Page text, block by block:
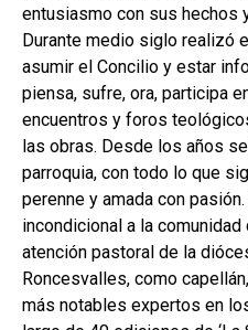
entusiasmo con sus hechos
Durante medio siglo realizó
asumir el Concilio y estar
piensa, sufre, ora, participa
encuentros y foros
las obras. Desde los años
parroquia, con todo lo que
perenne y amada con
incondicional a la
atención pastoral de la
Roncesvalles, como
más notables expertos en